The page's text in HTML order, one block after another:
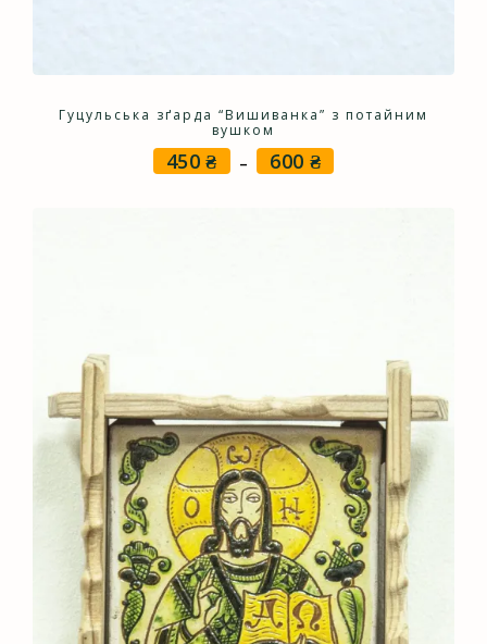
Гуцульська зґарда “Вишиванка” з потайним
вушком
450₴ – 600 ₴